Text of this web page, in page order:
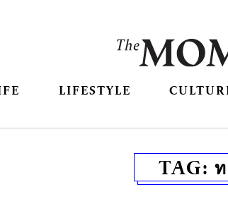
LIFESTYLE
TAG: